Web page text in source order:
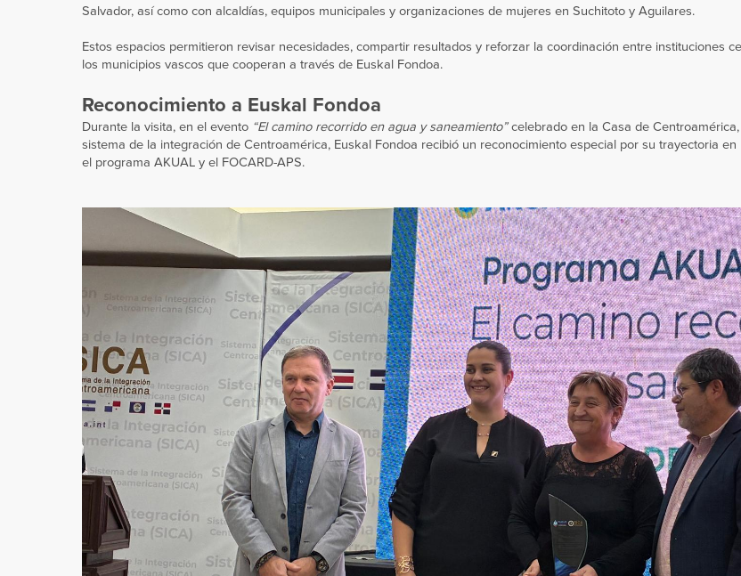
Salvador, así como con alcaldías, equipos municipales y organizaciones de mujeres en Suchitoto y Aguilares.
Estos espacios permitieron revisar necesidades, compartir resultados y reforzar la coordinación entre instituciones
los municipios vascos que cooperan a través de Euskal Fondoa.
Reconocimiento a Euskal Fondoa
Durante la visita, en el evento “El camino recorrido en agua y saneamiento”celebrado en la Casa de
sistema de la integración de Centroamérica, Euskal Fondoa recibió un reconocimiento especial por su trayectoria en
el programa AKUAL y el FOCARD-APS.